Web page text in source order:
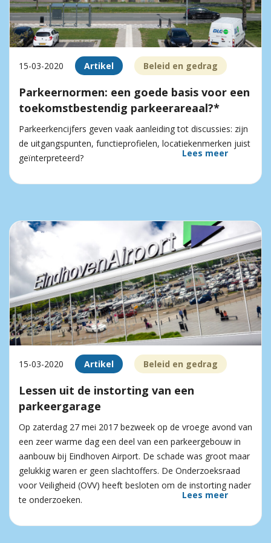
15-03-2020 Artikel Beleid en gedrag
Parkeernormen: een goede basis voor een
toekomstbestendig parkeerareaal?*
Parkeerkencijfers geven vaak aanleiding tot discussies: zijn
de uitgangspunten, functieprofielen, locatiekenmerken juist
geïnterpreteerd?
Lees meer
15-03-2020 Artikel Beleid en gedrag
Lessen uit de instorting van een
parkeergarage
Op zaterdag 27 mei 2017 bezweek op de vroege avond van
een zeer warme dag een deel van een parkeergebouw in
aanbouw bij Eindhoven Airport. De schade was groot maar
gelukkig waren er geen slachtoffers. De Onderzoeksraad
voor Veiligheid (OVV) heeft besloten om de instorting nader
te onderzoeken.
Lees meer